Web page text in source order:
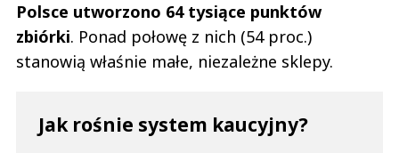
Polsce utworzono 64 tysiące punktów
zbiórki. Ponad połowę z nich (54 proc.)
stanowią właśnie małe, niezależne sklepy.
Jak rośnie system kaucyjny?